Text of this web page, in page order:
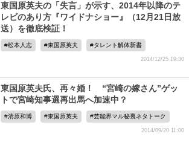
東国原英夫の「失言」が示す、2014年以降のテ
レビのあり方『ワイドナショー』（12月21日放
送）を徹底検証！
松本人志 東国原英夫 タレント解体新書
2014/12/25 19:30
東国原英夫氏、再々婚！ “宮崎の嫁さん”ゲッ
トで宮崎知事選再出馬へ加速中？
清原和博 東国原英夫 芸能界マル秘裏ネタトーク
2014/09/20 11:00